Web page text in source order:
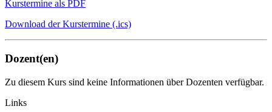
Kurstermine als PDF
Download der Kurstermine (.ics)
Dozent(en)
Zu diesem Kurs sind keine Informationen über Dozenten verfügbar.
Links